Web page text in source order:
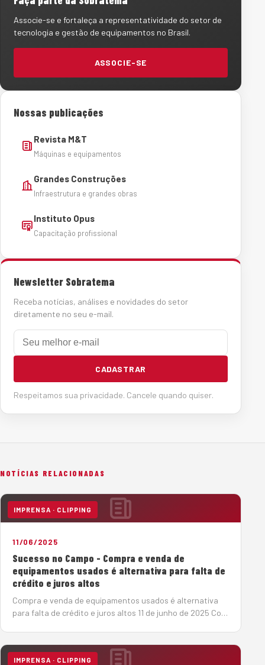
Associe-se e fortaleça a representatividade do setor de
tecnologia e gestão de equipamentos no Brasil.
ASSOCIE-SE
Nossas publicações
Revista M&T
Máquinas e equipamentos
Grandes Construções
Infraestrutura e grandes obras
Instituto Opus
Capacitação profissional
Newsletter Sobratema
Receba notícias, análises e novidades do setor
diretamente no seu e-mail.
E-mail
CADASTRAR
Respeitamos sua privacidade. Cancele quando quiser.
NOTÍCIAS RELACIONADAS
IMPRENSA · CLIPPING
11/06/2025
Sucesso no Campo - Compra e venda de
equipamentos usados é alternativa para falta de
crédito e juros altos
Compra e venda de equipamentos usados é alternativa
para falta de crédito e juros altos 11 de junho de 2025 Com
soluções de créd…
IMPRENSA · CLIPPING